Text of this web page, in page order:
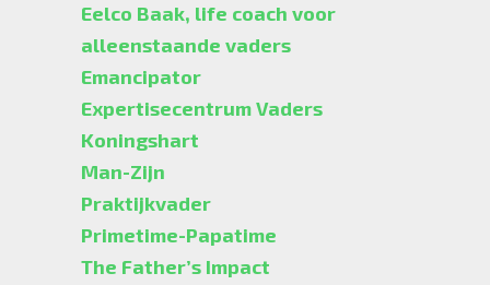
Eelco Baak, life coach voor
alleenstaande vaders
Emancipator
Expertisecentrum Vaders
Koningshart
Man-Zijn
Praktijkvader
Primetime-Papatime
The Father’s Impact